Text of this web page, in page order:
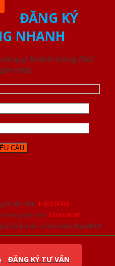
ĐĂNG KÝ
NHANH
quý khách trong thời
nhất
trí lên đến 1.000.000đ
hàng lớn hơn 3.000.000đ
ký tài khoản thành viên thân thiết
ĐĂNG KÝ TƯ VẤN